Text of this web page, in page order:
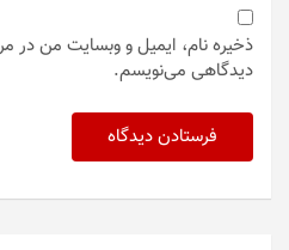
ذخیره نام، ایمیل و وبسایت من در
دیدگاهی می‌نویسم.